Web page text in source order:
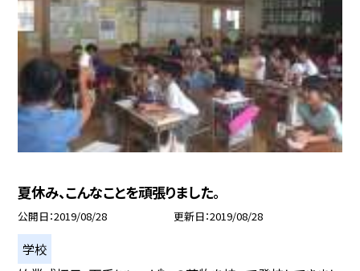
夏休み、こんなことを頑張りました。
公開日 2019/08/28 更新日 2019/08/28
学校